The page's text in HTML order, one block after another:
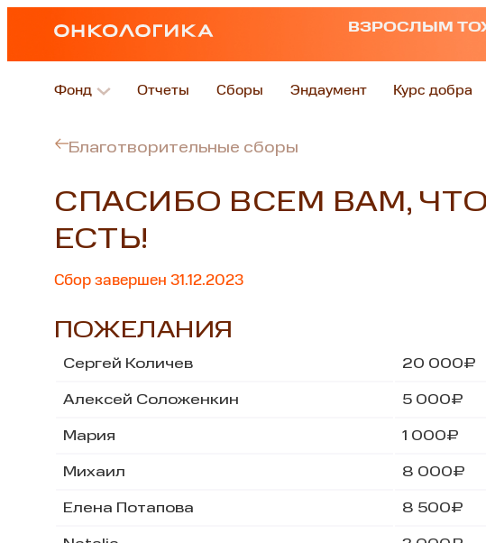
ВЗРОСЛЫМ
Фонд Отчеты Сборы Эндаумент Курс добра
Благотворительные сборы
СПАСИБО ВСЕМ ВАМ,
ЕСТЬ!
Сбор завершен 31.12.2023
ПОЖЕЛАНИЯ
Сергей Количев 20 000₽
Алексей Соложенкин 5 000₽
Мария 1 000₽
Михаил 8 000₽
Елена Потапова 8 500₽